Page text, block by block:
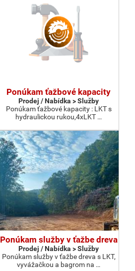
Ponúkam ťažbové kapacity
Prodej / Nabídka > Služby
Ponúkam ťažbové kapacity : LKT s
hydraulickou rukou,4xLKT …
Ponúkam služby v ťažbe dreva
Prodej / Nabídka > Služby
Ponúkam služby v ťažbe dreva s LKT,
vyvážačkou a bagrom na …